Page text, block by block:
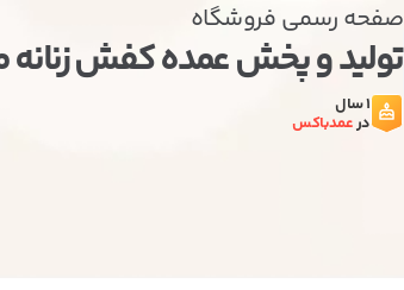
صفحه رسمی فروشگاه
تولید و پخش عمده کفش
1 سال
درعمدباکس